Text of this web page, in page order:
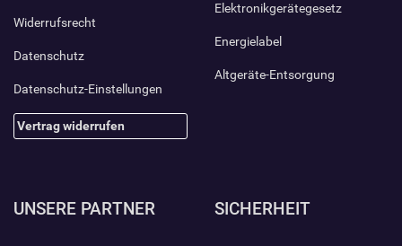
Widerrufsrecht
Datenschutz
Datenschutz-Einstellungen
Vertrag widerrufen
Elektronikgerätegesetz
Energielabel
Altgeräte-Entsorgung
UNSERE PARTNER SICHERHEIT